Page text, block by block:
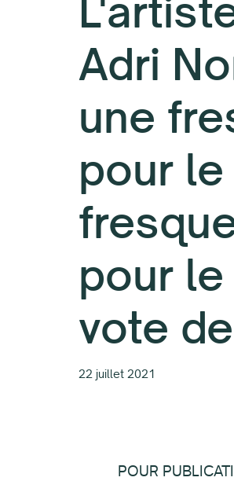
Adri
une
pour
pour
vote
22 juillet 2021
POUR